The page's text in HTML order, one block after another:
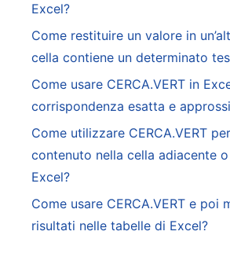
Excel?
Come restituire un valore in
cella contiene un determinato
Come usare CERCA.VERT in
corrispondenza esatta e
Come utilizzare CERCA.VERT
contenuto nella cella adiacente
Excel?
Come usare CERCA.VERT e poi
risultati nelle tabelle di Excel?